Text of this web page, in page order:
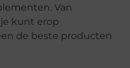
Van
kunt erop
de beste producten